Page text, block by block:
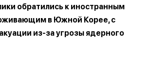
обратились к иностранным
в Южной Корее, с
из-за угрозы ядерного